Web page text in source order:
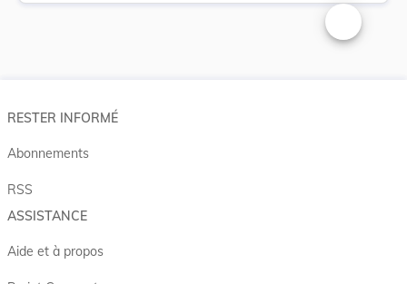
Changer la
RESTER INFORMÉ
Abonnements
RSS
ASSISTANCE
Aide et à propos